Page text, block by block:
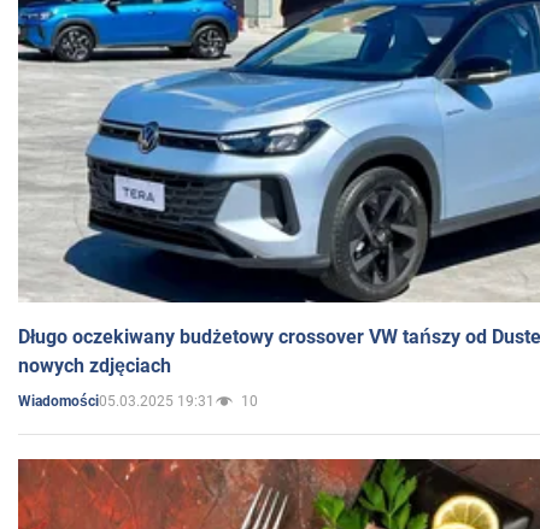
Długo oczekiwany budżetowy crossover VW tańszy od
nowych zdjęciach
Wiadomości05.03.2025 19:31 10